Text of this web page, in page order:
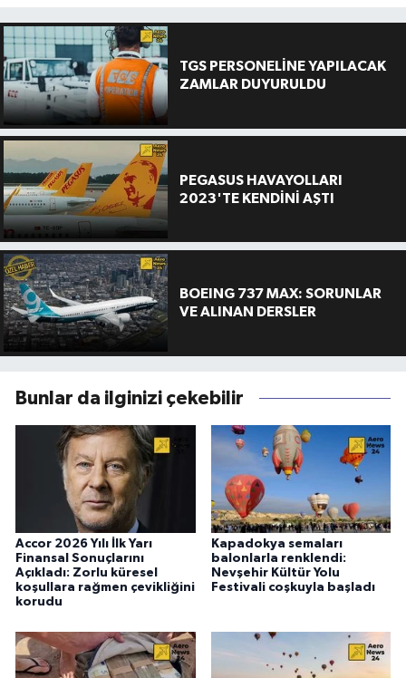
TGS PERSONELİNE YAPILACAK
ZAMLAR DUYURULDU
PEGASUS HAVAYOLLARI
2023'TE KENDİNİ AŞTI
BOEING 737 MAX: SORUNLAR
VE ALINAN DERSLER
Bunlar da ilginizi çekebilir
Accor 2026 Yılı İlk Yarı
Finansal Sonuçlarını
Açıkladı: Zorlu küresel
koşullara rağmen çevikliğini
korudu
Kapadokya semaları
balonlarla renklendi:
Nevşehir Kültür Yolu
Festivali coşkuyla başladı